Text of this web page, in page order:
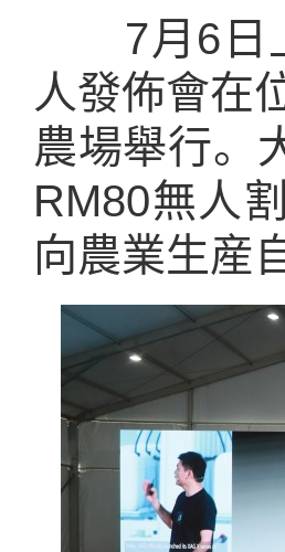
7月6日上
人發佈會在
農場舉行。
RM80無人
向農業生産